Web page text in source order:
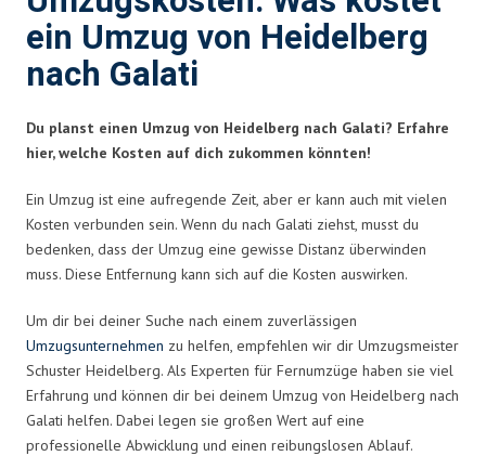
ein Umzug von Heidelberg
nach Galati
Du planst einen Umzug von Heidelberg nach Galati? Erfahre
hier, welche Kosten auf dich zukommen könnten!
Ein Umzug ist eine aufregende Zeit, aber er kann auch mit vielen
Kosten verbunden sein. Wenn du nach Galati ziehst, musst du
bedenken, dass der Umzug eine gewisse Distanz überwinden
muss. Diese Entfernung kann sich auf die Kosten auswirken.
Um dir bei deiner Suche nach einem zuverlässigen
Umzugsunternehmen zu helfen, empfehlen wir dir Umzugsmeister
Schuster Heidelberg. Als Experten für Fernumzüge haben sie viel
Erfahrung und können dir bei deinem Umzug von Heidelberg nach
Galati helfen. Dabei legen sie großen Wert auf eine
professionelle Abwicklung und einen reibungslosen Ablauf.